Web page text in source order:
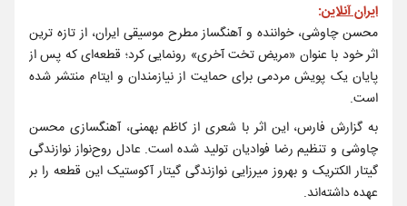
ایران آنلاین:
محسن چاوشی، خواننده و آهنگساز مطرح موسیقی ایران، از تازه ترین
اثر‌ خود با عنوان «مریض تخت آخری» رونمایی کرد؛ قطعه‌ای که پس از
پایان یک پویش مردمی برای حمایت از نیازمندان و ایتام منتشر شده
است.
به گزارش فارس، این اثر با شعری از کاظم بهمنی، آهنگسازی محسن
چاوشی و تنظیم رضا فوادیان تولید شده است. عادل روح‌نواز نوازندگی
گیتار الکتریک و بهروز میرزایی نوازندگی گیتار آکوستیک این قطعه را بر
عهده داشته‌اند.